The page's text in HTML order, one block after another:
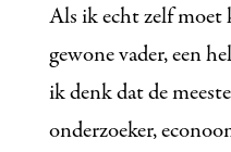
Als ik echt zelf moet
gewone vader, een
ik denk dat de
onderzoeker,